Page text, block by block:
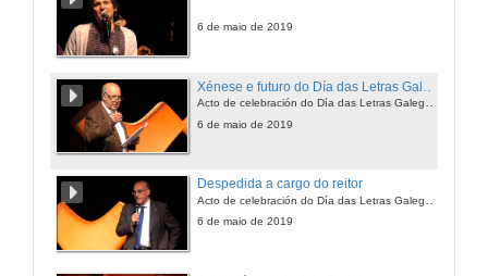
6 de maio de 2019
Acto de celebración do Día das Letras Galegas 2019 na Universidade de Vigo
6 de maio de 2019
Despedida a cargo do reitor
6 de maio de 2019